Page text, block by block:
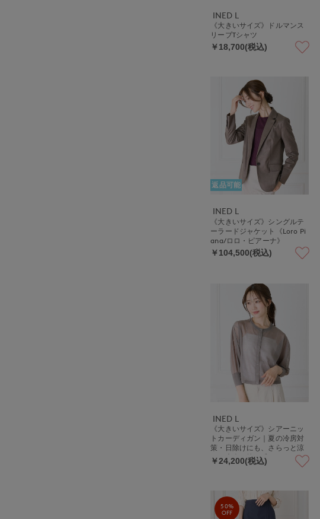
INED L
《大きいサイズ》ドルマンス
リーブTシャツ
￥18,700(税込)
返品可能
INED L
《大きいサイズ》シングルテ
ーラードジャケット《Loro Pi
ana/ロロ・ピアーナ》
￥104,500(税込)
INED L
《大きいサイズ》シアーニッ
トカーディガン｜夏の冷房対
策・日除けにも、さらっと涼
しい大人の抜け感シアー
￥24,200(税込)
50%
OFF